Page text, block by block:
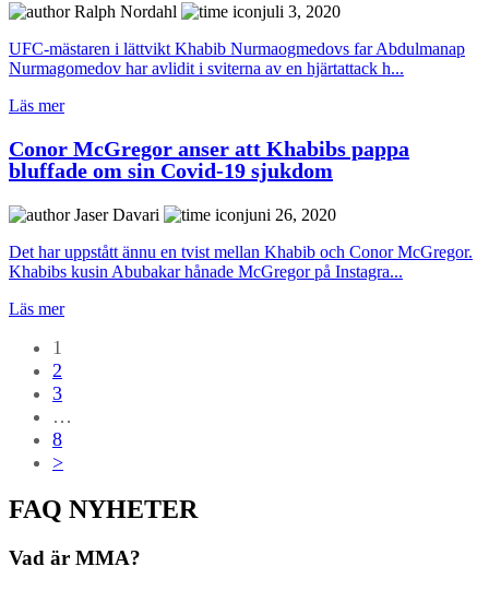
Ralph Nordahl
juli 3, 2020
UFC-mästaren i lättvikt Khabib Nurmaogmedovs far Abdulmanap
Nurmagomedov har avlidit i sviterna av en hjärtattack h...
Läs mer
Conor McGregor anser att Khabibs pappa
bluffade om sin Covid-19 sjukdom
Jaser Davari
juni 26, 2020
Det har uppstått ännu en tvist mellan Khabib och Conor McGregor.
Khabibs kusin Abubakar hånade McGregor på Instagra...
Läs mer
1
2
3
…
8
>
FAQ NYHETER
Vad är MMA?